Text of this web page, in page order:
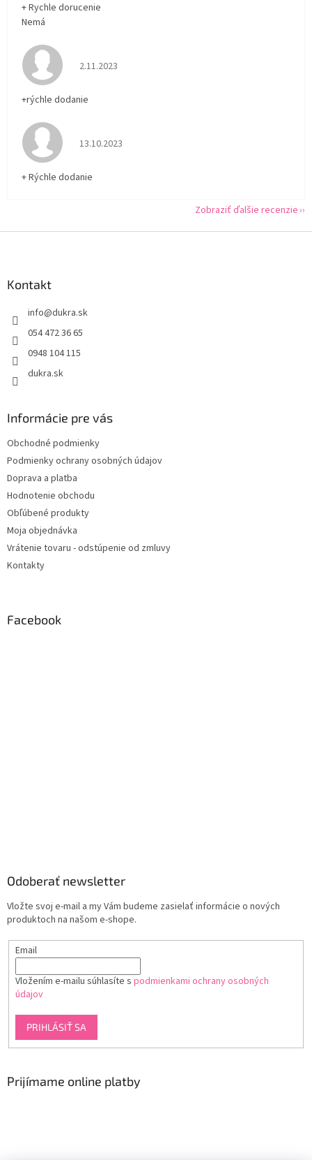
+ Rychle dorucenie
Nemá
Hodnotenie obchodu je 5 z 5 hviezdičiek.
2.11.2023
+rýchle dodanie
Hodnotenie obchodu je 5 z 5 hviezdičiek.
13.10.2023
+ Rýchle dodanie
Zobraziť ďalšie recenzie
Kontakt
info@dukra.sk
054 472 36 65
0948 104 115
dukra.sk
Informácie pre vás
Obchodné podmienky
Podmienky ochrany osobných údajov
Doprava a platba
Hodnotenie obchodu
Obľúbené produkty
Moja objednávka
Vrátenie tovaru - odstúpenie od zmluvy
Kontakty
Facebook
Odoberať newsletter
Vložte svoj e-mail a my Vám budeme zasielať informácie o nových
produktoch na našom e-shope.
Email
Vložením e-mailu súhlasíte s podmienkami ochrany osobných
údajov
PRIHLÁSIŤ SA
Prijímame online platby